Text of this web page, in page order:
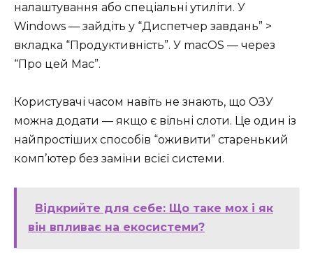
налаштування або спеціальні утиліти. У
Windows — зайдіть у “Диспетчер завдань” >
вкладка “Продуктивність”. У macOS — через
“Про цей Mac”.
Користувачі часом навіть не знають, що ОЗУ
можна додати — якщо є вільні слоти. Це один із
найпростіших способів “оживити” старенький
комп’ютер без заміни всієї системи.
Відкрийте для себе: Що таке мох і як
він впливає на екосистеми?